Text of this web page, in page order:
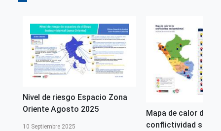
Nivel de riesgo Espacio Zona
Oriente Agosto 2025
10 Septiembre 2025
Mapa de calor de la
conflictividad